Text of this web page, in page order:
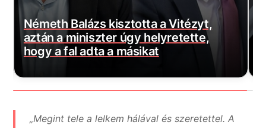
Elképesztő mit találtak Novák Katalin
egykori kormányzati irodájában
„Megint tele a lelkem hálával és szeretettel. A